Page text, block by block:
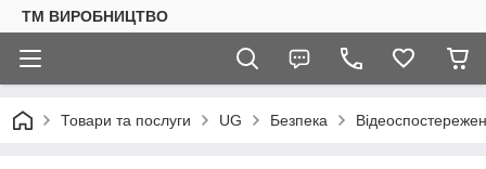
ТМ ВИРОБНИЦТВО
Товари та послуги UG Безпека